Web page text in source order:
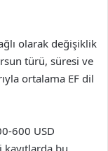
olarak değişiklik
türü, süresi ve
ortalama EF dil
600 USD
kayıtlarda bu